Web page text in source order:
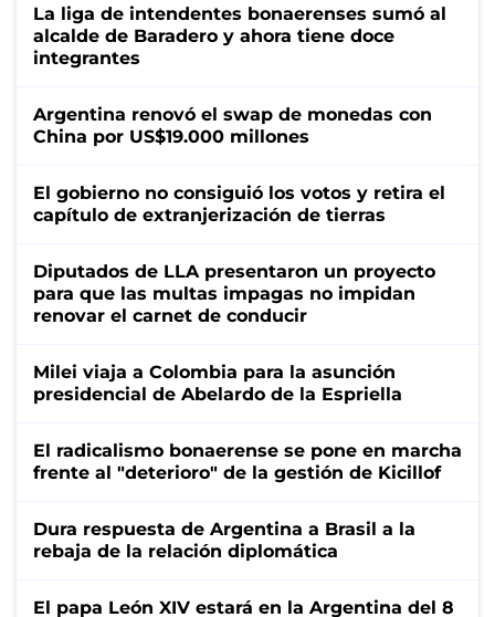
La liga de intendentes bonaerenses sumó al
alcalde de Baradero y ahora tiene doce
integrantes
Argentina renovó el swap de monedas con
China por US$19.000 millones
El gobierno no consiguió los votos y retira el
capítulo de extranjerización de tierras
Diputados de LLA presentaron un proyecto
para que las multas impagas no impidan
renovar el carnet de conducir
Milei viaja a Colombia para la asunción
presidencial de Abelardo de la Espriella
El radicalismo bonaerense se pone en marcha
frente al "deterioro" de la gestión de Kicillof
Dura respuesta de Argentina a Brasil a la
rebaja de la relación diplomática
El papa León XIV estará en la Argentina del 8